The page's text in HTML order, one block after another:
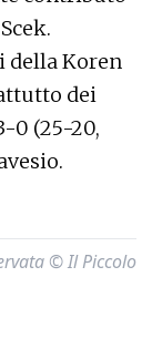
della Koren
dei
0 (25-20,
© Il Piccolo